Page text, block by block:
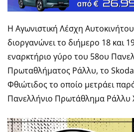
Η Αγωνιστική Λέσχη
διοργανώνει το διήμερο 18 και
εναρκτήριο γύρο του 58ου
Πρωταθλήματος Ράλλυ, το
Φθιώτιδος το οποίο μετράει
Πανελλήνιο Πρωτάθλημα Ράλλυ